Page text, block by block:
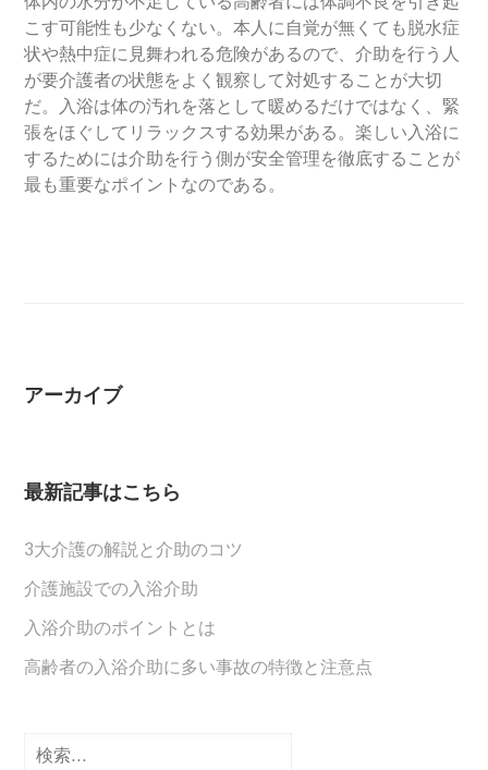
こす可能性も少なくない。本人に自覚が無くても脱水症
状や熱中症に見舞われる危険があるので、介助を行う人
が要介護者の状態をよく観察して対処することが大切
だ。入浴は体の汚れを落として暖めるだけではなく、緊
張をほぐしてリラックスする効果がある。楽しい入浴に
するためには介助を行う側が安全管理を徹底することが
最も重要なポイントなのである。
アーカイブ
最新記事はこちら
3大介護の解説と介助のコツ
介護施設での入浴介助
入浴介助のポイントとは
高齢者の入浴介助に多い事故の特徴と注意点
検